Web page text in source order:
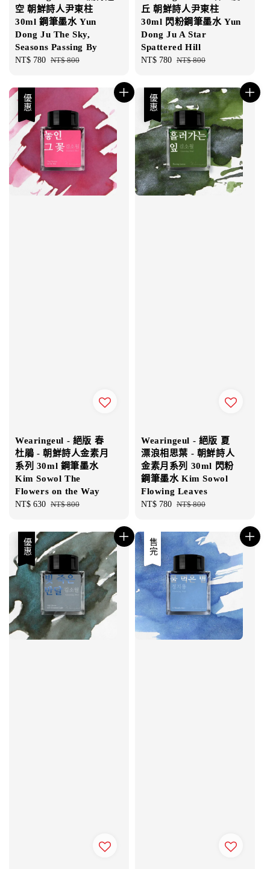
空 朝鮮詩人尹東柱
30ml 鋼筆墨水 Yun
Dong Ju The Sky,
Seasons Passing By
Sale
NT$ 780 Regular
NT$ 800
丘 朝鮮詩人尹東柱
30ml 閃粉鋼筆墨水 Yun
Dong Ju A Star
Spattered Hill
Sale
NT$ 780 Regular
NT$ 800
優惠
Wearingeul - 絕版 春
杜鵑 - 朝鮮詩人金素月
系列 30ml 鋼筆墨水
Kim Sowol The
Flowers on the Way
Sale
NT$ 630 Regular
NT$ 800
優惠
Wearingeul - 絕版 夏
漂浪相思葉 - 朝鮮詩人
金素月系列 30ml 閃粉
鋼筆墨水 Kim Sowol
Flowing Leaves
Sale
NT$ 780 Regular
NT$ 800
優惠 優惠
售完